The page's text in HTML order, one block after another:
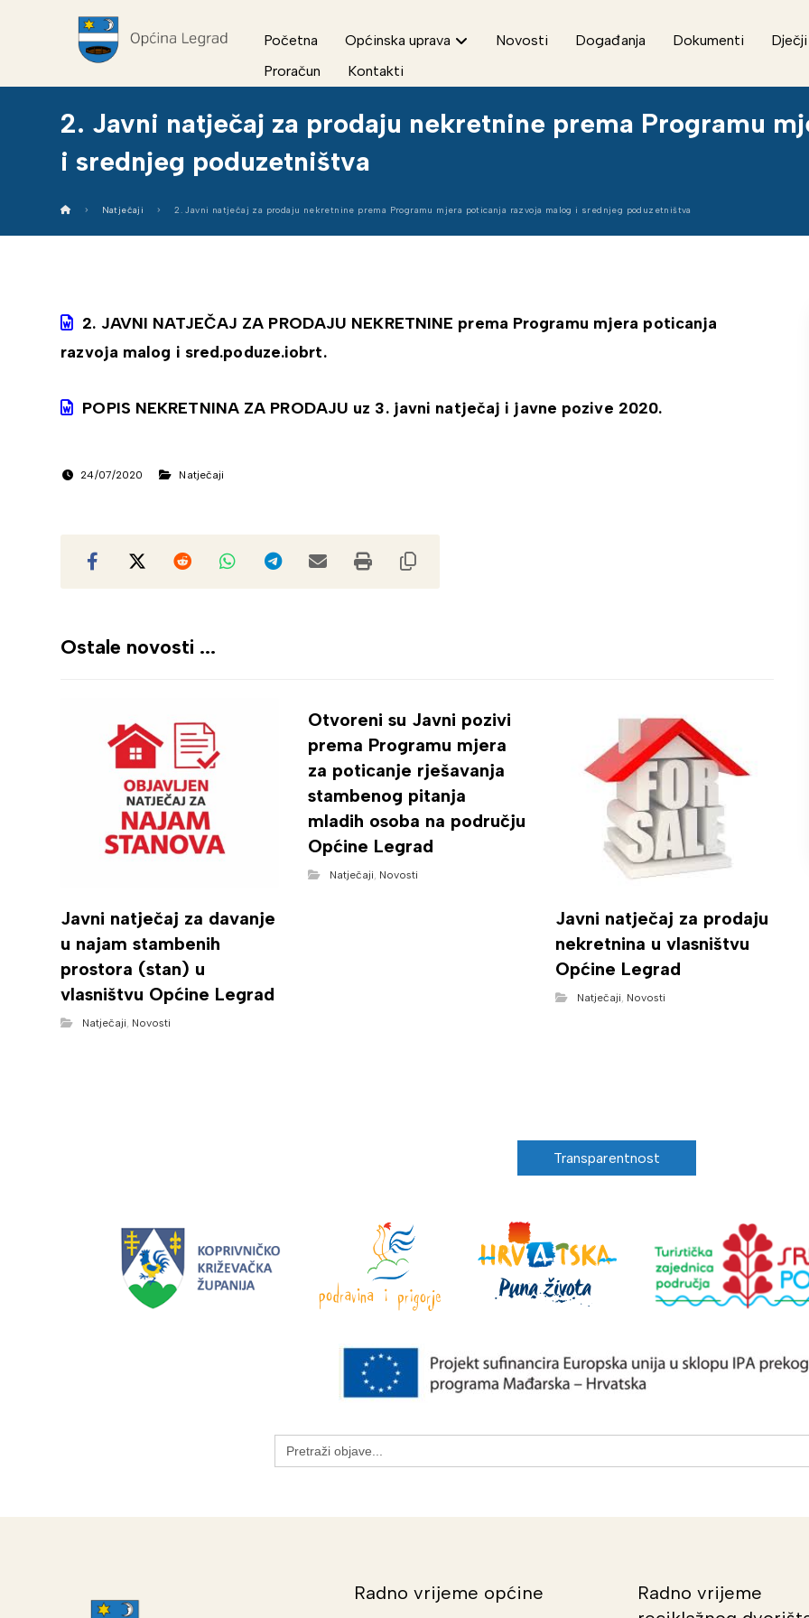
Početna Općinska uprava Novosti Događanja Dokumenti
Proračun
Kontakti
2. Javni natječaj za prodaju nekretnine prema Programu
i srednjeg poduzetništva
Natječaji 2. Javni natječaj za prodaju nekretnine prema Programu mjera poticanja razvoja malog i srednjeg poduzetništva
2. JAVNI NATJEČAJ ZA PRODAJU NEKRETNINE prema Programu mjera poticanja
razvoja malog i sred.poduze.iobrt.
POPIS NEKRETNINA ZA PRODAJU uz 3. javni natječaj i javne pozive 2020.
24/07/2020 Natječaji
Ostale novosti ...
Javni natječaj za davanje
u najam stambenih
prostora (stan) u
vlasništvu Općine Legrad
Natječaji, Novosti
Otvoreni su Javni pozivi
prema Programu mjera
za poticanje rješavanja
stambenog pitanja
mladih osoba na području
Općine Legrad
Natječaji, Novosti
Javni natječaj za prodaju
nekretnina u vlasništvu
Općine Legrad
Natječaji, Novosti
Transparentnost
Search
for:
Radno vrijeme općine
Radno vrijeme